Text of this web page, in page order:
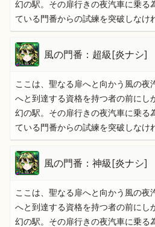
幻の駅。その扉行きの夜汽車に乗る
ている門番からの試練を突破しなけ
風の門番：超級[炎ナシ]
ここは、聖なる扉へと向かう風の夜
へと到達する資格を持つ者の前にし
幻の駅。その扉行きの夜汽車に乗る
ている門番からの試練を突破しなけ
風の門番：神級[炎ナシ]
ここは、聖なる扉へと向かう風の夜
へと到達する資格を持つ者の前にし
幻の駅。その扉行きの夜汽車に乗る